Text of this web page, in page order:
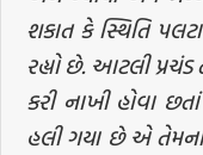
શકાત કે સ્થિતિ
રહ્યો છે. આટલી
કરી નાખી હોવા
હલી ગયા છે એ તેમના